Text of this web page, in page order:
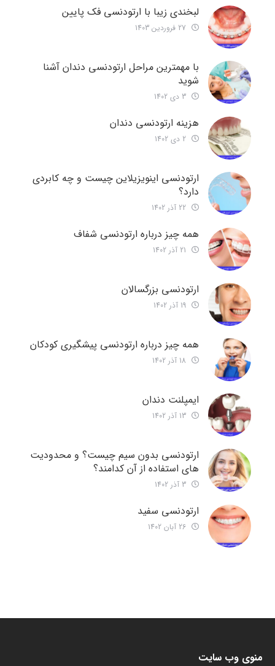
لبخندی زیبا با ارتودنسی فک پایین
با مهمترین مراحل ارتودنسی دندان آشنا
شوید
هزینه ارتودنسی دندان
ارتودنسی اینویزیلاین چیست و چه کابردی
دارد؟
همه چیز درباره ارتودنسی شفاف
ارتودنسی بزرگسالان
همه چیز درباره ارتودنسی پیشگیری کودکان
ایمپلنت دندان
ارتودنسی بدون سیم چیست؟ و محدودیت
های استفاده از آن کدامند؟
ارتودنسی سفید
منوی وب سایت